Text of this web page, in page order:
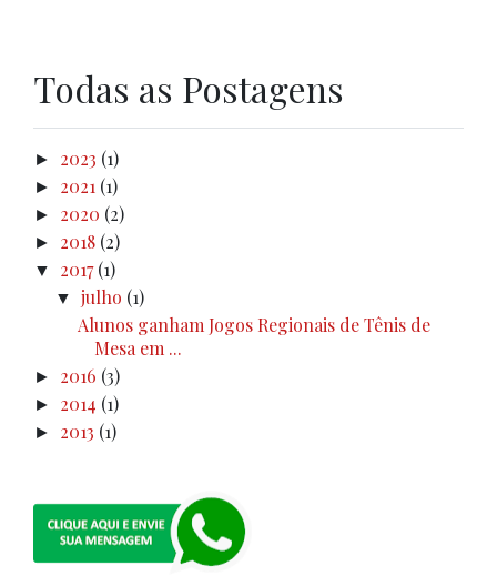
Todas as Postagens
► 2023 (1)
► 2021 (1)
► 2020 (2)
► 2018 (2)
▼ 2017(1)
▼julho (1)
Alunos ganham Jogos Regionais de Tênis de
Mesa em ...
► 2016 (3)
► 2014 (1)
► 2013 (1)